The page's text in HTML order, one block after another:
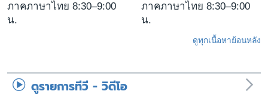
ภาคภาษาไทย 8:30–9:00
น.
ภาคภาษาไทย 8:30–9:00
น.
ดูทุกเนื้อหาย้อนหลัง
ดูรายการทีวี - วิดีโอ